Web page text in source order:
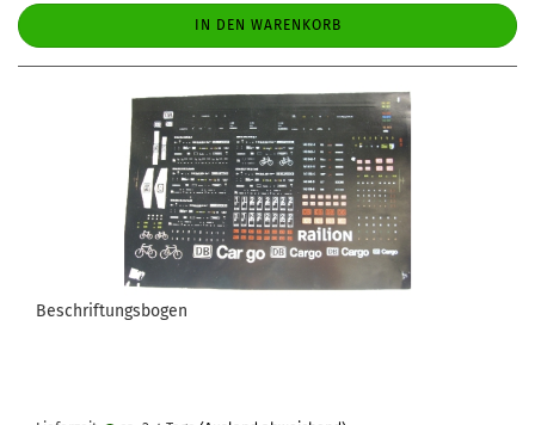
IN DEN WARENKORB
Beschriftungsbogen